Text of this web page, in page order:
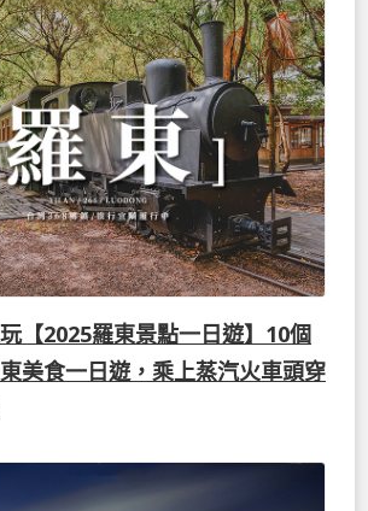
【2025羅東景點一日遊】10個
美食一日遊，乘上蒸汽火車頭穿